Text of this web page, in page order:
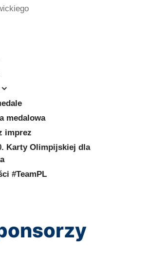
medalowa
imprez
Karty Olimpijskiej dla
#TeamPL